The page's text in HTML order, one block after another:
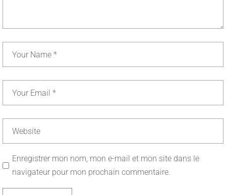
Enregistrer mon nom, mon e-mail et mon site dans le
navigateur pour mon prochain commentaire.